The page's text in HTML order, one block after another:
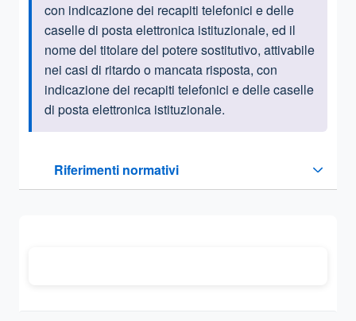
con indicazione dei recapiti telefonici e delle
caselle di posta elettronica istituzionale, ed il
nome del titolare del potere sostitutivo, attivabile
nei casi di ritardo o mancata risposta, con
indicazione dei recapiti telefonici e delle caselle
di posta elettronica istituzionale.
Riferimenti normativi
Sezione compressa